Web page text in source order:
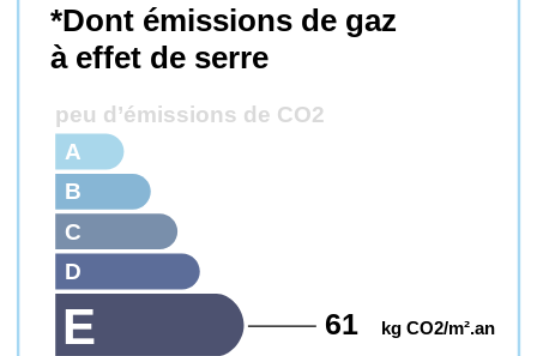
*Dont émissions de gaz
à effet de serre
peu d’émissions de CO2
E 61 kg CO2/m².an
D
C
B
A